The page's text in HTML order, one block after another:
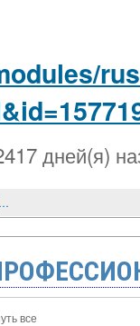
дней(я)
РЕЦ. НА: БАНЯ И ПЕЧЬ В РУССКОЙ НАРОДНОЙ ТРАДИЦИИ
все